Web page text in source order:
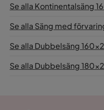
Se alla Kontinentalsäng
Se alla Säng med
Se alla Dubbelsäng
Se alla Dubbelsäng